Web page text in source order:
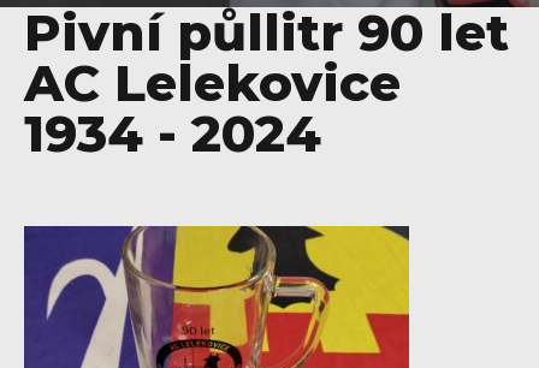
Pivní půllitr 90 let
AC Lelekovice
1934 - 2024